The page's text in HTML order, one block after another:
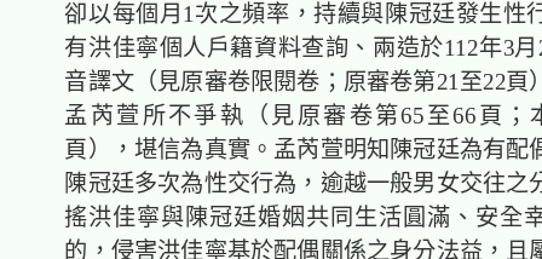
卻以每個月1次之頻率，持續與陳冠廷發生性
有洪佳寧個人戶籍資料查詢、兩造於112年3
音譯文（見原審卷限閱卷；原審卷第21至22頁
孟芮萱所不爭執（見原審卷第65至66頁；
頁），堪信為真實。孟芮萱明知陳冠廷為有配
陳冠廷多次為性交行為，逾越一般男女交往之
搖洪佳寧與陳冠廷婚姻共同生活圓滿、安全
的，侵害洪佳寧基於配偶 關係之身分法益，且